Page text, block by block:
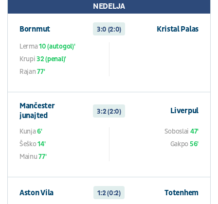
NEDELJA
Bornmut 3:0 (2:0) Kristal Palas
Lerma10 (autogol)'
Krupi32 (penal)'
Rajan77'
Mančester
junajted
3:2 (2:0) Liverpul
Kunja6'
Šeško14'
Mainu77'
Soboslai 47'
Gakpo56'
Aston Vila 1:2 (0:2) Totenhem